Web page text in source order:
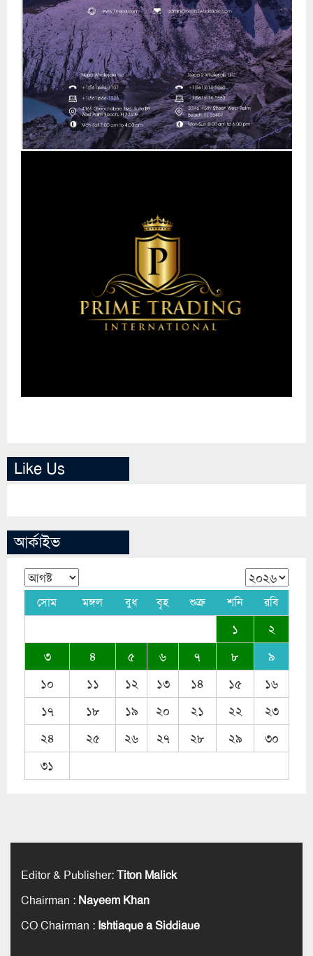
Like Us
আর্কাইভ
সোম মঙ্গল বুধ বৃহ শুক্র শনি রবি
১
২
৩
৪ ৫ ৬ ৭ ৮
৯
১০
১১ ১২ ১৩ ১৪ ১৫
১৬
১৭
১৮ ১৯ ২০ ২১ ২২
২৩
২৪
২৫ ২৬ ২৭ ২৮ ২৯
৩০
৩১
Editor & Publisher:Titon Malick
Chairman : Nayeem Khan
CO Chairman : Ishtiaque a Siddiaue